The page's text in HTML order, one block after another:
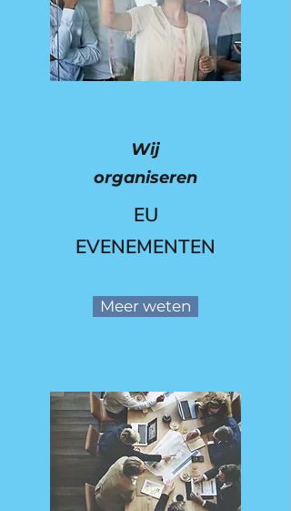
Wij
organiseren
EU
EVENEMENTEN
Meer weten